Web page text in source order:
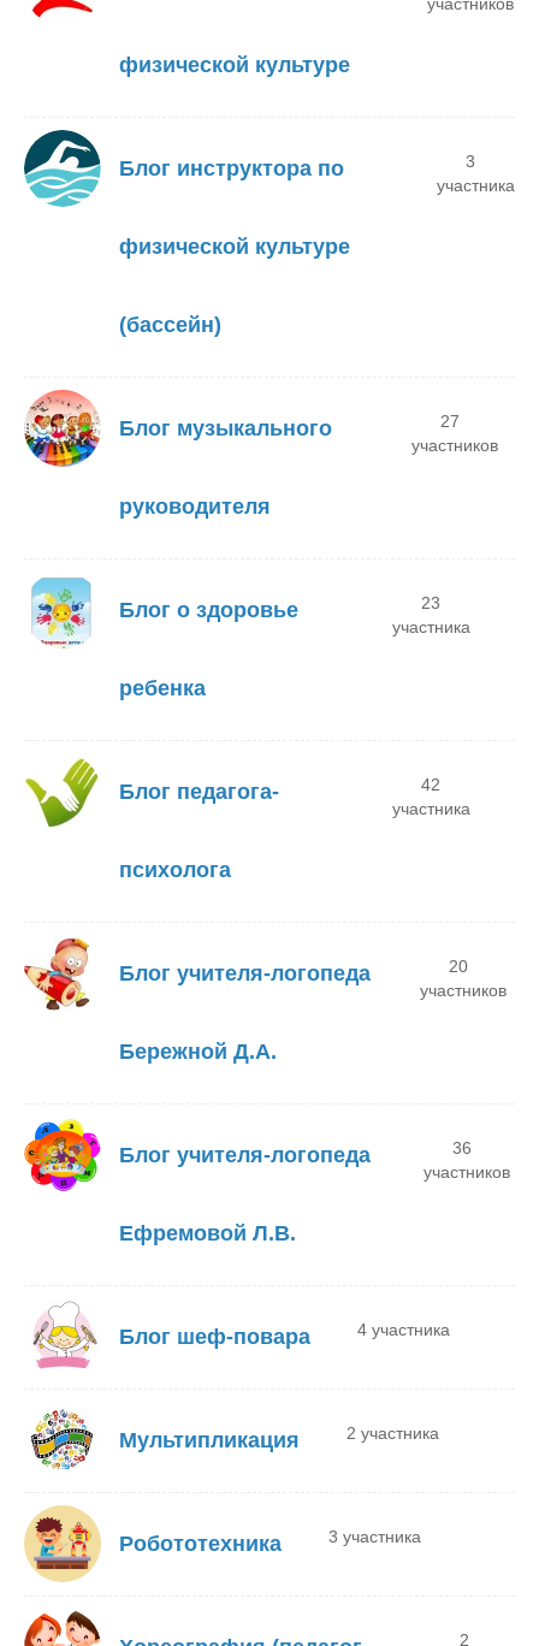
физической культуре
Блог инструктора по
физической культуре
(бассейн)
3
участника
Блог музыкального
руководителя
27
участников
Блог о здоровье
ребенка
23
участника
Блог педагога-
психолога
42
участника
Блог учителя-логопеда
Бережной Д.А.
20
участников
Блог учителя-логопеда
Ефремовой Л.В.
36
участников
Блог шеф-повара 4 участника
Мультипликация 2 участника
Робототехника 3 участника
2